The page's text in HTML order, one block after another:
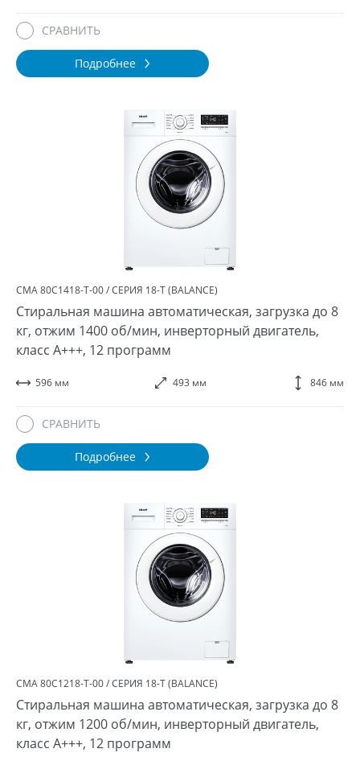
Подробнее
СРАВНИТЬ
СМА 80С1418-T-00 / СЕРИЯ 18-T (BALANCE)
Стиральная машина автоматическая, загрузка до 8
кг, отжим 1400 об/мин, инверторный двигатель,
класс A+++, 12 программ
596 мм 493 мм 846 мм
Подробнее
СРАВНИТЬ
СМА 80С1218-T-00 / СЕРИЯ 18-T (BALANCE)
Стиральная машина автоматическая, загрузка до 8
кг, отжим 1200 об/мин, инверторный двигатель,
класс A+++, 12 программ